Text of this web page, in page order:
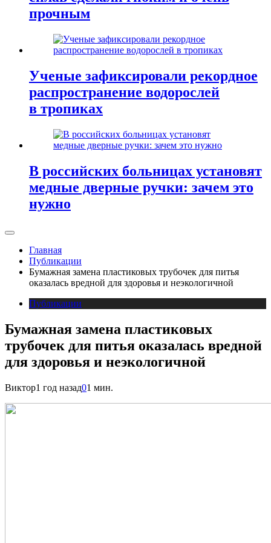
прочным
Ученые зафиксировали рекордное
распространение водорослей
в тропиках
В российских больницах установят
медные дверные ручки: зачем это
нужно
Главная
Публикации
Бумажная замена пластиковых трубочек для питья
оказалась вредной для здоровья и неэкологичной
Публикации
Бумажная замена пластиковых
трубочек для питья оказалась вредной
для здоровья и неэкологичной
Виктор1 год назад01 мин.